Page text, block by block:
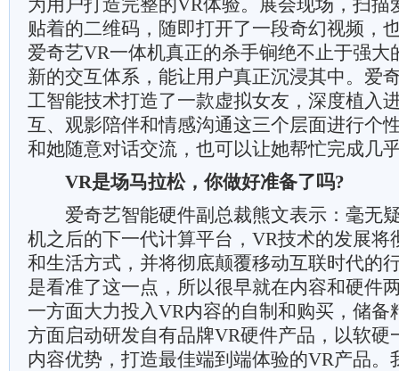
为用户打造完整的VR体验。展会现场，扫描
贴着的二维码，随即打开了一段奇幻视频，
爱奇艺VR一体机真正的杀手锏绝不止于强大
新的交互体系，能让用户真正沉浸其中。爱
工智能技术打造了一款虚拟女友，深度植入
互、观影陪伴和情感沟通这三个层面进行个
和她随意对话交流，也可以让她帮忙完成几
VR是场马拉松，你做好准备了吗?
爱奇艺智能硬件副总裁熊文表示：毫无
机之后的下一代计算平台，VR技术的发展将
和生活方式，并将彻底颠覆移动互联时代的
是看准了这一点，所以很早就在内容和硬件
一方面大力投入VR内容的自制和购买，储备
方面启动研发自有品牌VR硬件产品，以软硬
内容优势，打造最佳端到端体验的VR产品。